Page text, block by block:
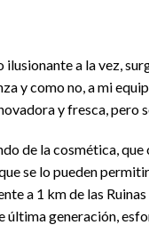
a la vez,
y como no, a mi
y fresca,
de la cosmética,
se lo pueden
a 1 km de las
generación,